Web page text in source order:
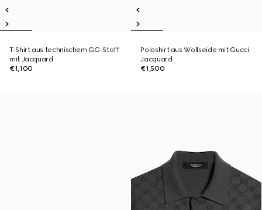
T-Shirt aus technischem GG-Stoff
mit Jacquard
€1,100
Poloshirt aus Wollseide mit Gucci
Jacquard
€1,500